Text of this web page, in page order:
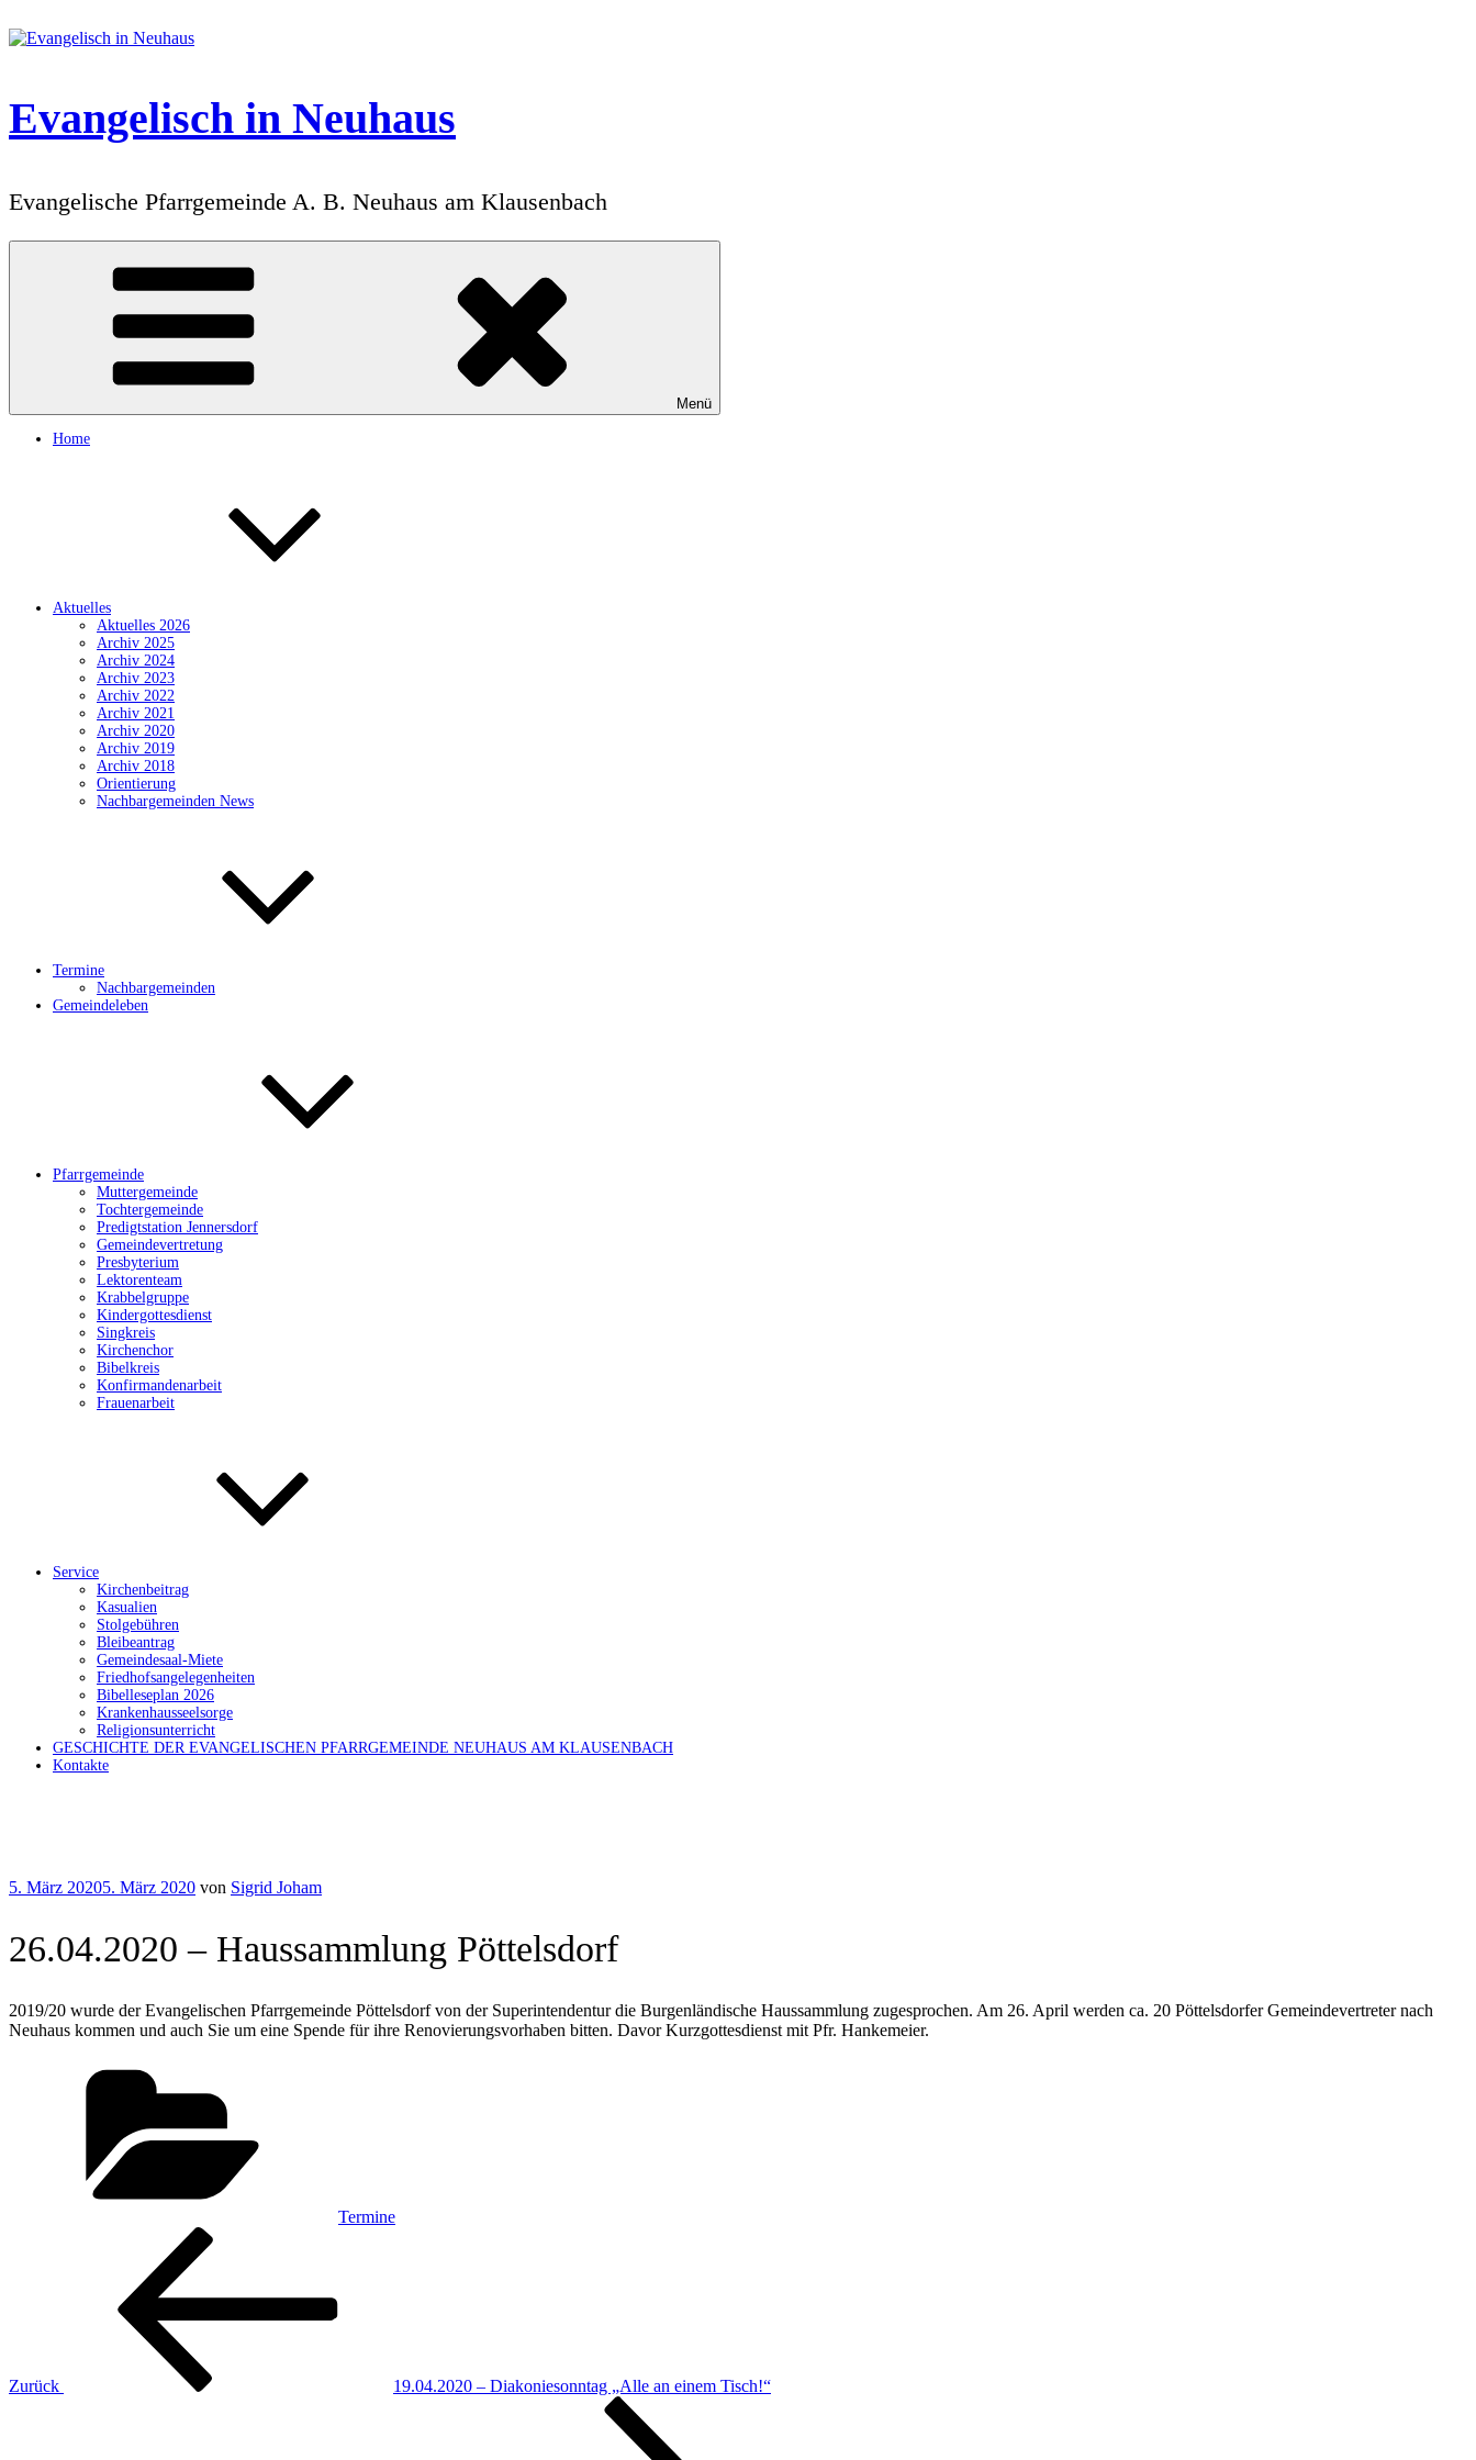
Inhalt
Evangelisch in Neuhaus
Evangelische Pfarrgemeinde A. B. Neuhaus am Klausenbach
Menü
Home
Aktuelles
Aktuelles 2026
Archiv 2025
Archiv 2024
Archiv 2023
Archiv 2022
Archiv 2021
Archiv 2020
Archiv 2019
Archiv 2018
Orientierung
Nachbargemeinden News
Termine
Nachbargemeinden
Gemeindeleben
Pfarrgemeinde
Muttergemeinde
Tochtergemeinde
Predigtstation Jennersdorf
Gemeindevertretung
Presbyterium
Lektorenteam
Krabbelgruppe
Kindergottesdienst
Singkreis
Kirchenchor
Bibelkreis
Konfirmandenarbeit
Frauenarbeit
Service
Kirchenbeitrag
Kasualien
Stolgebühren
Bleibeantrag
Gemeindesaal-Miete
Friedhofsangelegenheiten
Bibelleseplan 2026
Krankenhausseelsorge
Religionsunterricht
GESCHICHTE DER EVANGELISCHEN PFARRGEMEINDE NEUHAUS AM KLAUSENBACH
Kontakte
Veröffentlicht
5. März 20205. März 2020 von Sigrid Joham
26.04.2020 – Haussammlung Pöttelsdorf
2019/20 wurde der Evangelischen Pfarrgemeinde Pöttelsdorf von der Superintendentur die Burgenländische Haussammlung zugesprochen. Am 26. April werden ca. 20 Pöttelsdorfer Gemeindevertreter nach
Neuhaus kommen und auch Sie um eine Spende für ihre Renovierungsvorhaben bitten. Davor Kurzgottesdienst mit Pfr. Hankemeier.
Termine
Beitragsnavigation
Zurück
19.04.2020 – Diakoniesonntag „Alle an einem Tisch!“